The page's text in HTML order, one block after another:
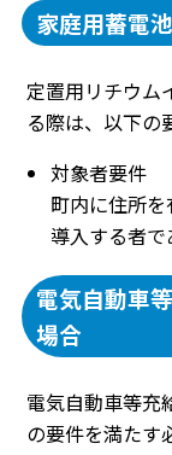
家庭用蓄電
定置用リチウム
る際は、以下の
対象者要件
町内に住所
導入する者で
電気自動車
場合
電気自動車等充
の要件を満たす